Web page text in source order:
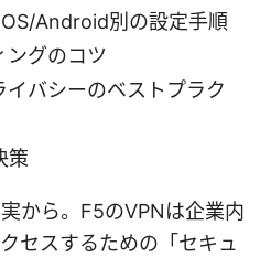
Android別の設定手順
ングのコツ
バシーのベストプラク
策
から。F5のVPNは企業内
セスするための「セキュ